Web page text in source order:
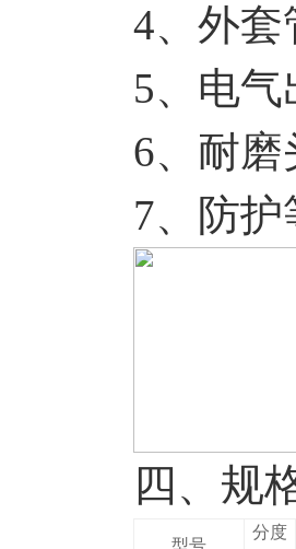
4、外套
5、电气
6、耐磨
7、防护
四、规
型号
分度